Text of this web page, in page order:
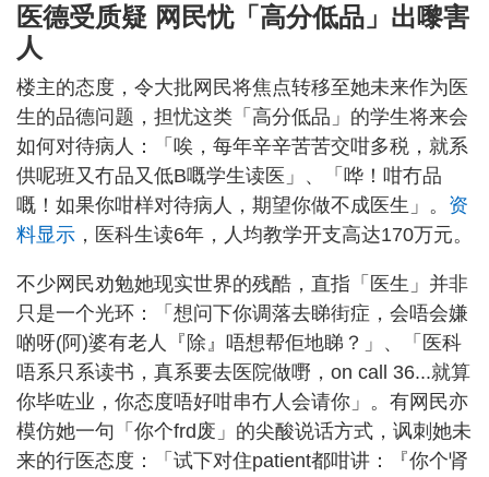
医德受质疑 网民忧「高分低品」出嚟害
人
楼主的态度，令大批网民将焦点转移至她未来作为医
生的品德问题，担忧这类「高分低品」的学生将来会
如何对待病人：「唉，每年辛辛苦苦交咁多税，就系
供呢班又冇品又低B嘅学生读医」、「哗！咁冇品
嘅！如果你咁样对待病人，期望你做不成医生」。 资
料显示 ，医科生读6年，人均教学开支高达170万元。
不少网民劝勉她现实世界的残酷，直指「医生」并非
只是一个光环：「想问下你调落去睇街症，会唔会嫌
啲呀(阿)婆有老人『除』唔想帮佢地睇？」、「医科
唔系只系读书，真系要去医院做嘢，on call 36...就算
你毕咗业，你态度唔好咁串冇人会请你」。有网民亦
模仿她一句「你个frd废」的尖酸说话方式，讽刺她未
来的行医态度：「试下对住patient都咁讲：『你个肾